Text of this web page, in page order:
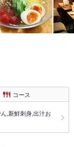
コース
,新鮮刺身,出汁お